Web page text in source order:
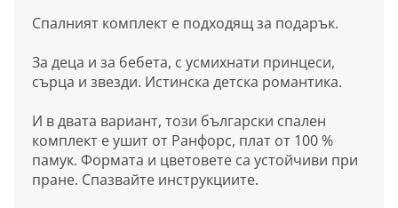
Спалният комплект е подходящ за подарък.
За деца и за бебета, с усмихнати принцеси,
сърца и звезди. Истинска детска романтика.
И в двата вариант, този български спален
комплект е ушит от Ранфорс, плат от 100 %
памук. Формата и цветовете са устойчиви при
пране. Спазвайте инструкциите.